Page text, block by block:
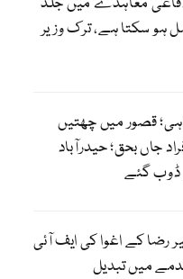
ہو سکتا ہے، ترک وزیر
قصور میں چھتیں
سے 2 افراد جاں بحق؛ حیدرآباد
رضا کے اغوا کی ایف آئی
میں تبدیل